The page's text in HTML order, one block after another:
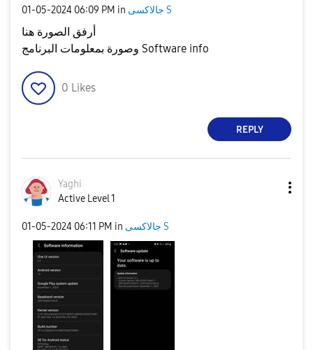
‎01-05-2024 06:09 PM in جالاكسى S
أرفق الصورة هنا
وصورة بمعلومات البرنامج Software info
0 Likes
REPLY
Yaghi
Active Level 1
‎01-05-2024 06:11 PM in جالاكسى S